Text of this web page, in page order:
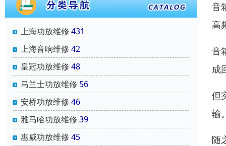
上海功放维修 431
上海音响维修 42
皇冠功放维修 48
马兰士功放维修 56
安桥功放维修 46
雅马哈功放维修 39
惠威功放维修 45
音
高
音
成
但
输
随